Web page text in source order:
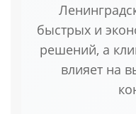
быстрых и
решений, а
влияет на